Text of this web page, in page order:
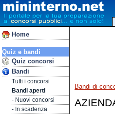
Home
Quiz e bandi
Quiz concorsi
Bandi
Tutti i concorsi
Bandi aperti
- Nuovi concorsi
- In scadenza
Bandi di